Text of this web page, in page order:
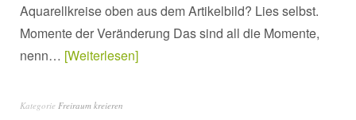
Aquarellkreise oben aus dem Artikelbild? Lies selbst.
Momente der Veränderung Das sind all die Momente,
nenn… Weiterlesen
Kategorie Freiraum kreieren